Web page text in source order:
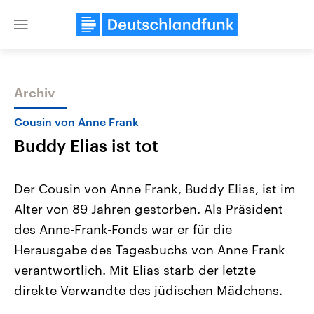
Close
Themen
Landtagswahl Sachsen-Anhalt
2026
Alle Informationen
Sachsen-Anhalt wählt am 6.
September 2026 einen neuen
Aktuelle Beiträge,
Hintergründe
Wirtschaftlich und
gehören die Vereinigten
Archiv
Cousin von Anne Frank
Buddy Elias ist tot
Der Cousin von Anne Frank, Buddy Elias, ist im
Alter von 89 Jahren gestorben. Als Präsident
des Anne-Frank-Fonds war er für die
Herausgabe des Tagesbuchs von Anne Frank
verantwortlich. Mit Elias starb der letzte
direkte Verwandte des jüdischen Mädchens.